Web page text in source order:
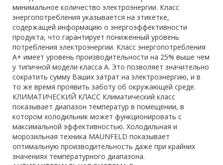
минимальное количество электроэнергии. Класс
энергопотребления указывается на этикетке,
содержащей информацию о энергоэффективности
продукта, что гарантирует пониженный уровень
потребления электроэнергии. Класс энергопотребления
А+ имеет уровень производительности на 25% выше чем
у типичной модели класса А. Это позволяет значительно
сократить сумму Ваших затрат на электроэнергию, и в
то же время проявить заботу об окружающей среде.
КЛИМАТИЧЕСКИЙ КЛАСС Климатический класс
показывает диапазон температур в помещении, в
котором холодильник может функционировать с
максимальной эффективностью. Холодильная и
морозильная техника MAUNFELD показывает
оптимальную производительность даже при крайних
значениях температурного диапазона.